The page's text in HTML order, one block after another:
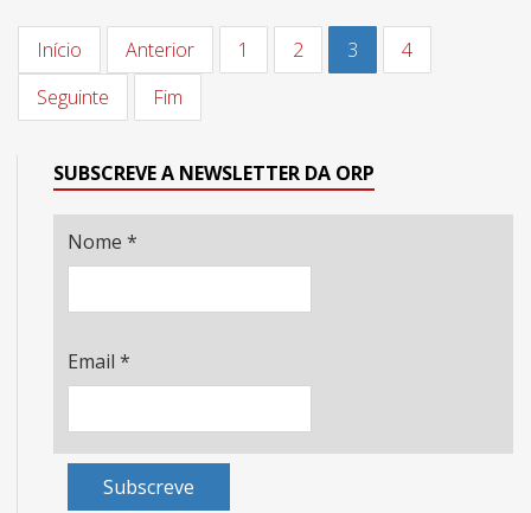
Início Anterior 1 2 3
4
Seguinte
Fim
SUBSCREVE A NEWSLETTER DA ORP
Nome *
Email *
Subscreve